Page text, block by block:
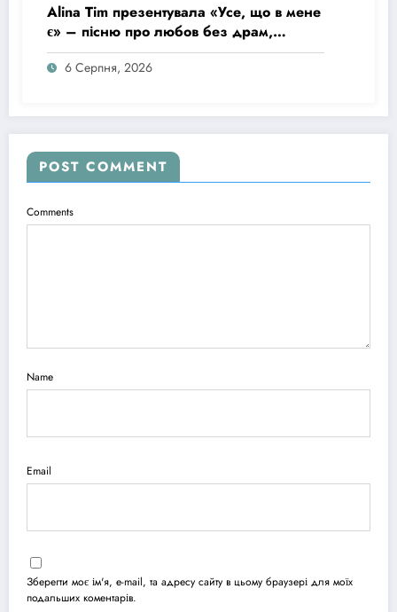
Alina Tim презентувала «Усе, що в мене
є» – пісню про любов без драм,
маніпуляцій і зайвих ігор
6 Серпня, 2026
POST COMMENT
Comments
Name
Email
Зберегти моє ім'я, e-mail, та адресу сайту в цьому браузері для моїх
подальших коментарів.